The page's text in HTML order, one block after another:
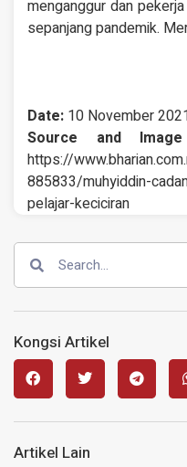
menganggur dan
sepanjang pandemik.
Date: 10 November
Source and
https://
885833/muhyiddin-
pelajar-keciciran
Kongsi Artikel
Artikel Lain